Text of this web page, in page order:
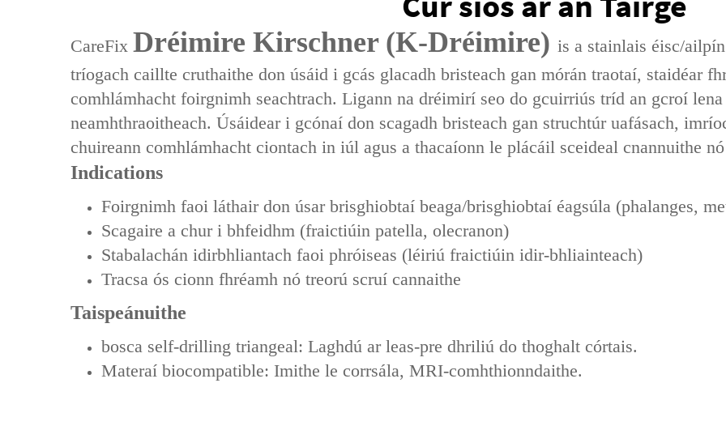
CareFix Dréimire Kirschner (K-Dréimire)‌ is a ‌stainlais éisc/
tríogach caillte‌ cruthaithe don úsáid i gcás ‌glacadh bristeach gan mórán traotaí‌, ‌staidéar
‌comhlámhacht foirgnimh seachtrach‌. Ligann na dréimirí seo do ‌gcuirriús tríd an gcroí‌ lena
neamhthraoitheach. Úsáidear i gcónaí don scagadh bristeach ‌gan struchtúr uafásach‌,
chuireann ‌comhlámhacht ciontach‌ in iúl agus a thacaíonn le ‌plácáil sceideal cnannuithe‌
Indications‌
Foirgnimh faoi láthair don úsar brisghiobtaí beaga/brisghiobtaí éagsúla (phalanges,
Scagaire a chur i bhfeidhm (fraictiúin patella, olecranon)
Stabalachán idirbhliantach faoi phróiseas (léiriú fraictiúin idir-bhliainteach)
Tracsa ós cionn fhréamh nó treorú scruí cannaithe
Taispeánuithe
bosca self-drilling triangeal: Laghdú ar leas-pre dhriliú do thoghalt córtais.
Materaí biocompatible: Imithe le corrsála, MRI-comhthionndaithe.